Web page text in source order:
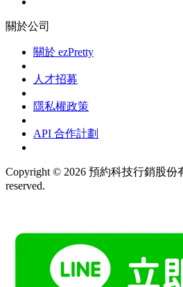
關於公司
關於 ezPretty
人才招募
隱私權政策
API 合作計劃
Copyright © 2026 預約科技行銷股份
reserved.